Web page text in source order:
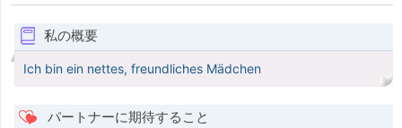
私の概要
Ich bin ein nettes, freundliches Mädchen
パートナーに期待すること